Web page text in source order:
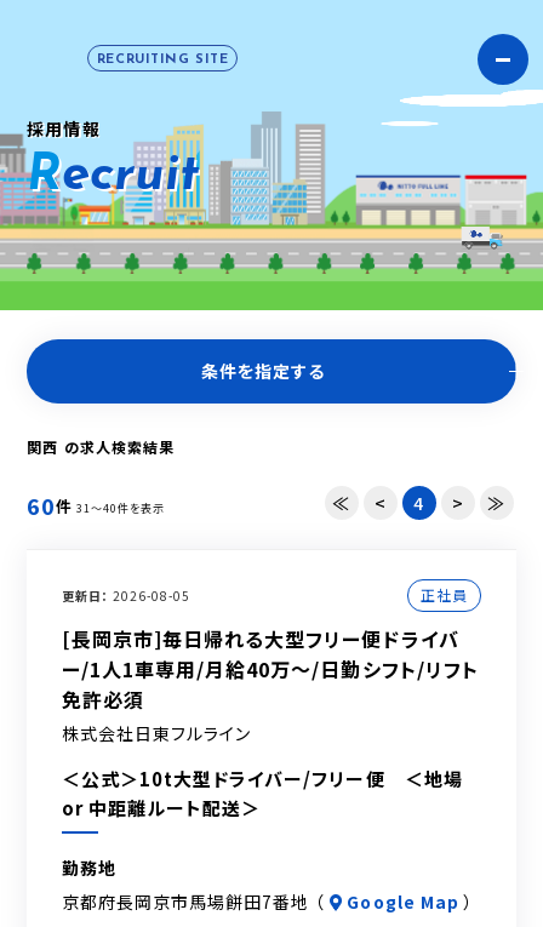
RECRUITING SITE
採用情報
Recruit
条件を指定する
関西 の求人検索結果
60件 31～40件を表示 ≪ < 4 > ≫
更新日 2026-08-05 正社員
[長岡京市]毎日帰れる大型フリー便ドライバ
ー/1人1車専用/月給40万～/日勤シフト/リフト
免許必須
株式会社日東フルライン
＜公式＞10t大型ドライバー/フリー便 ＜地場
or 中距離ルート配送＞
勤務地
京都府長岡京市馬場餅田7番地 （
Google Map ）